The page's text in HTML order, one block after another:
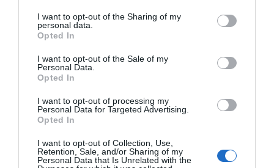
I want to opt-out of the Sharing of my
personal data.
Opted In
I want to opt-out of the Sale of my
Personal Data.
Opted In
I want to opt-out of processing my
Personal Data for Targeted Advertising.
Opted In
I want to opt-out of Collection, Use,
Retention, Sale, and/or Sharing of my
Personal Data that Is Unrelated with the
En este nuevo InterContinental, la coctelería es
sin duda una de las grandes apuestas. La
Martini) oficia tras una barra que presiden
damajuanas, barricas y tinajas. Ellas representan
el respecto por el tiempo y cómo el trabajo con
destilados puede ser tan creativo en
del vino. “Los destilados tienen un tiempo distinto,
se puede jugar con ellos y aportar muchos